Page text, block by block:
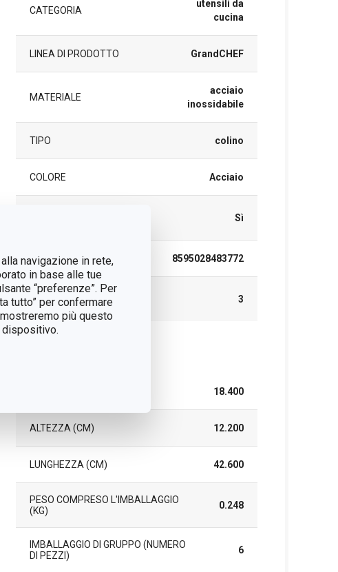
navigazione in rete,
in base alle tue
“preferenze”. Per
tutto” per confermare
più questo
dispositivo.
CATEGORIA
utensili da
cucina
LINEA DI PRODOTTO GrandCHEF
MATERIALE
acciaio
inossidabile
TIPO colino
COLORE Acciaio
Sì
EAN 8595028483772
DURATA DELLA
GARANZIA (IN ANNI)
3
18.400
ALTEZZA (CM) 12.200
LUNGHEZZA (CM) 42.600
PESO COMPRESO L'IMBALLAGGIO
(KG)
0.248
IMBALLAGGIO DI GRUPPO (NUMERO
DI PEZZI)
6